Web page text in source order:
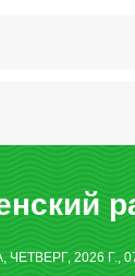
ЧЕТВЕРГ, 2026 Г.,